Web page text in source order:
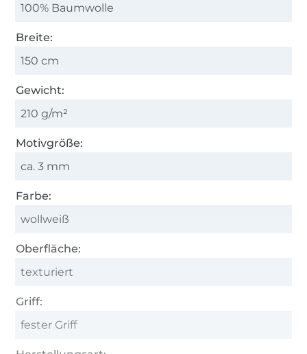
100% Baumwolle
Breite:
150 cm
Gewicht:
210 g/m²
Motivgröße:
ca. 3 mm
Farbe:
wollweiß
Oberfläche:
texturiert
Griff:
fester Griff